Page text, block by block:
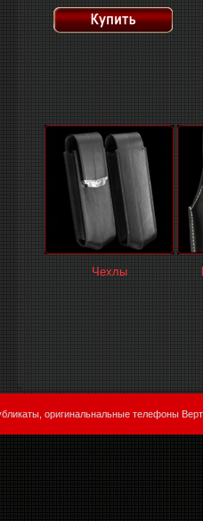
Чехлы
оригинальнальные телефоны